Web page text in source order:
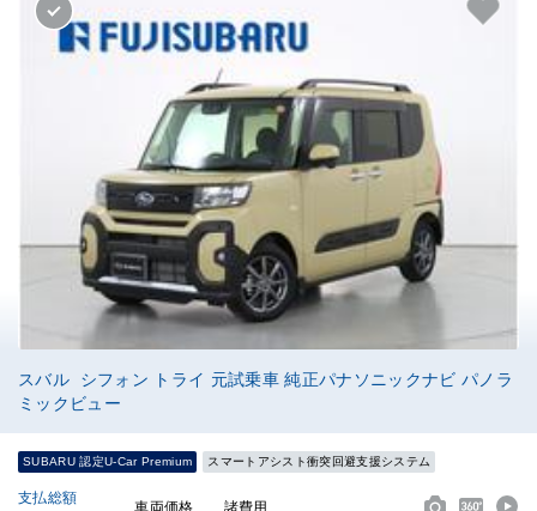
スバル シフォン トライ 元試乗車 純正パナソニックナビ パノラ
ミックビュー
SUBARU 認定U-Car Premium スマートアシスト衝突回避支援システム
支払総額
車両価格 諸費用